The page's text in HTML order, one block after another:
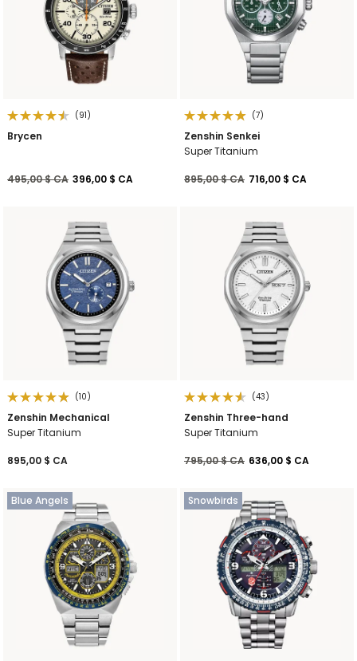
(91)
Brycen
Prix réduit de
495,00 $ CAà396,00 $ CA
(7)
Zenshin Senkei
Super Titanium
Prix réduit de
895,00 $ CAà716,00 $ CA
(10)
Zenshin Mechanical
Super Titanium
895,00 $ CA
(43)
Zenshin Three-hand
Super Titanium
Prix réduit de
795,00 $ CAà636,00 $ CA
Blue Angels Snowbirds